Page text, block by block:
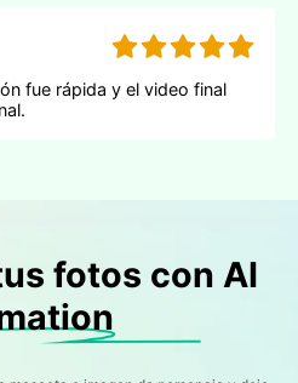
fue rápida y el video final
fotos con AI